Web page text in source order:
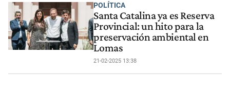
POLÍTICA
Santa Catalina ya es Reserva
Provincial: un hito para la
preservación ambiental en
Lomas
21-02-2025 13:38